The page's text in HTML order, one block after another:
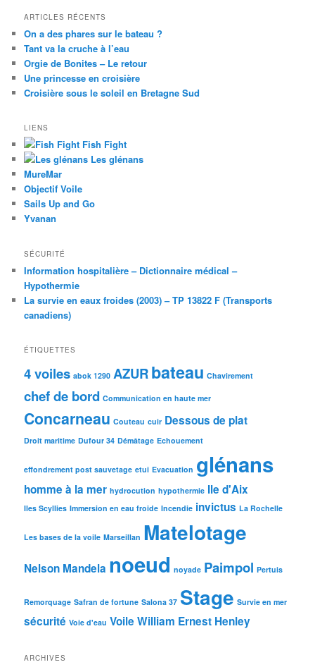
ARTICLES RÉCENTS
On a des phares sur le bateau ?
Tant va la cruche à l’eau
Orgie de Bonites – Le retour
Une princesse en croisière
Croisière sous le soleil en Bretagne Sud
LIENS
Fish Fight
Les glénans
MureMar
Objectif Voile
Sails Up and Go
Yvanan
SÉCURITÉ
Information hospitalière – Dictionnaire médical –
Hypothermie
La survie en eaux froides (2003) – TP 13822 F (Transports
canadiens)
ÉTIQUETTES
4 voiles abok 1290 AZURbateau Chavirement
chef de bord Communication en haute mer
Concarneau Couteau cuir Dessous de plat
Droit maritime Dufour 34 Démâtage Echouement
effondrement post sauvetage etui Evacuation glénans
homme à la mer hydrocution hypothermie Ile d'Aix
Iles Scyllies Immersion en eau froide Incendie invictus La Rochelle
Les bases de la voile Marseillan Matelotage
Nelson Mandela noeud noyade Paimpol Pertuis
Remorquage Safran de fortune Salona 37 Stage Survie en mer
sécurité Voie d'eau Voile William Ernest Henley
ARCHIVES